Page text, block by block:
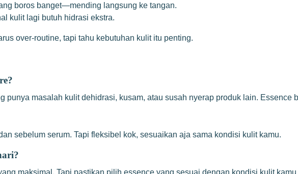
boros banget—mending langsung ke tangan.
kulit lagi butuh hidrasi ekstra.
over-routine, tapi tahu kebutuhan kulit itu penting.
punya masalah kulit dehidrasi, kusam, atau susah nyerap produk lain. Essence
sebelum serum. Tapi fleksibel kok, sesuaikan aja sama kondisi kulit kamu.
maksimal. Tapi pastikan pilih essence yang sesuai dengan kondisi kulit kamu